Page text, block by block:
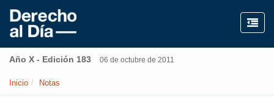
Año X - Edición 183 06 de octubre de 2011
Inicio Notas